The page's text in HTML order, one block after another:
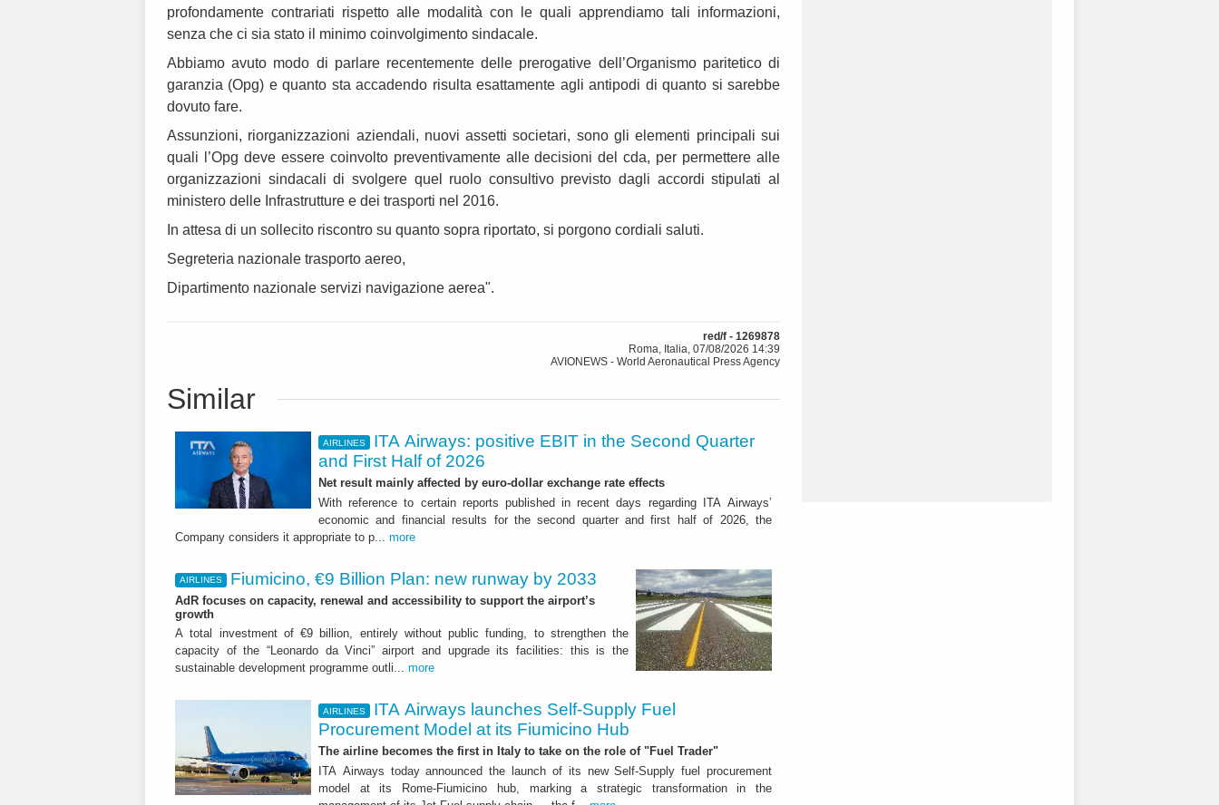
profondamente contrariati rispetto alle modalità con le quali apprendiamo tali informazioni,
senza che ci sia stato il minimo coinvolgimento sindacale.
Abbiamo avuto modo di parlare recentemente delle prerogative dell’Organismo paritetico di
garanzia (Opg) e quanto sta accadendo risulta esattamente agli antipodi di quanto si sarebbe
dovuto fare.
Assunzioni, riorganizzazioni aziendali, nuovi assetti societari, sono gli elementi principali sui
quali l’Opg deve essere coinvolto preventivamente alle decisioni del cda, per permettere alle
organizzazioni sindacali di svolgere quel ruolo consultivo previsto dagli accordi stipulati al
ministero delle Infrastrutture e dei trasporti nel 2016.
In attesa di un sollecito riscontro su quanto sopra riportato, si porgono cordiali saluti.
Segreteria nazionale trasporto aereo,
Dipartimento nazionale servizi navigazione aerea".
red/f - 1269878
Roma, Italia, 07/08/2026 14:39
AVIONEWS - World Aeronautical Press Agency
Similar
AIRLINES
ITA Airways: positive EBIT in the Second Quarter
and First Half of 2026
Net result mainly affected by euro-dollar exchange rate effects
With reference to certain reports published in recent days regarding ITA Airways’
economic and financial results for the second quarter and first half of 2026, the
Company considers it appropriate to p... more
AIRLINES Fiumicino, €9 Billion Plan: new runway by 2033
AdR focuses on capacity, renewal and accessibility to support the airport’s
growth
A total investment of €9 billion, entirely without public funding, to strengthen the
capacity of the “Leonardo da Vinci” airport and upgrade its facilities: this is the
sustainable development programme outli... more
AIRLINES
ITA Airways launches Self-Supply Fuel
Procurement Model at its Fiumicino Hub
The airline becomes the first in Italy to take on the role of "Fuel Trader"
ITA Airways today announced the launch of its new Self-Supply fuel procurement
model at its Rome-Fiumicino hub, marking a strategic transformation in the